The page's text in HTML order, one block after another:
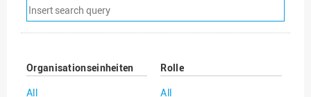
Remove
search
filter
Organisationseinheiten
All
Rolle
All